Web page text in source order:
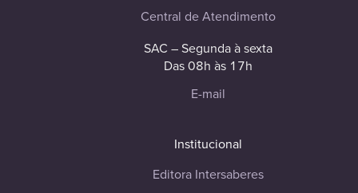
Central de Atendimento
SAC – Segunda à sexta
Das 08h às 17h
E-mail
Institucional
Editora Intersaberes